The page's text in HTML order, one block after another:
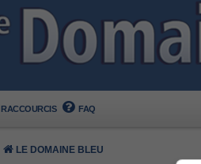
RACCOURCIS FAQ
LE DOMAINE BLEU